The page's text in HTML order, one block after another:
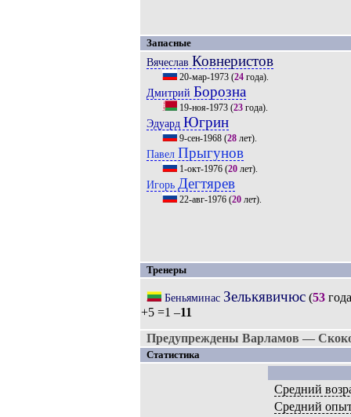
Запасные
Вячеслав Ковнеристов
20-мар-1973(24года).
Дмитрий Борозна
19-ноя-1973(23года).
Эдуард Югрин
9-сен-1968(28лет).
Павел Прыгунов
1-окт-1976(20лет).
Игорь Дегтярев
22-авг-1976(20лет).
Тренеры
Беньяминас Зелькявичюс(53
+5 =1 –11
Предупреждены Варламов —
Статистика
Средний
Средний